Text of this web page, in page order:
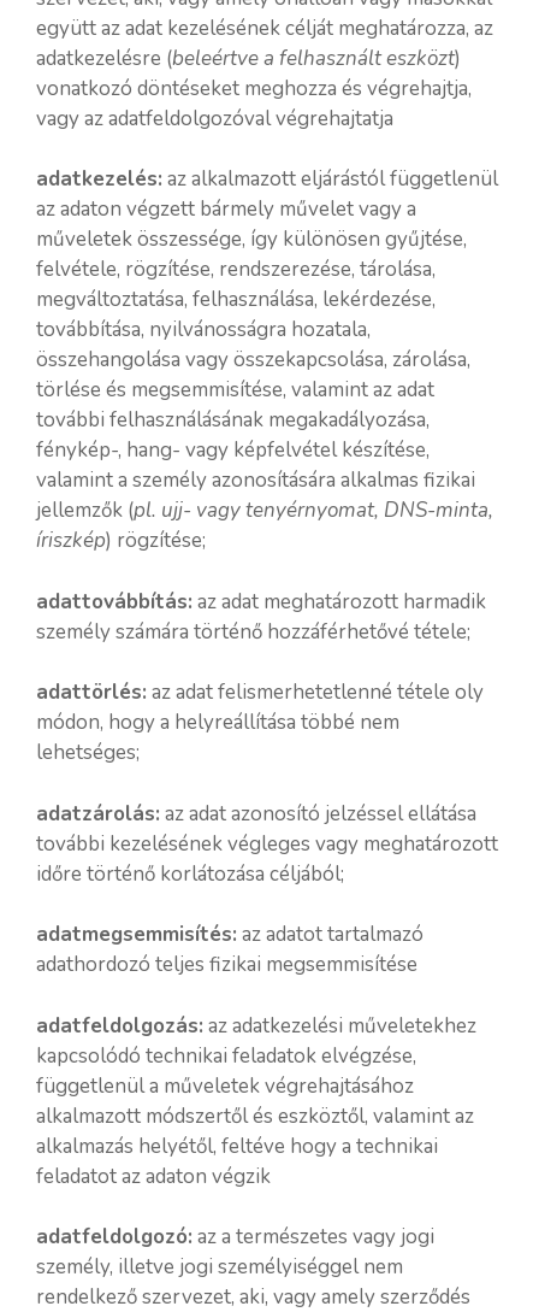
együtt az adat kezelésének célját meghatározza, az
adatkezelésre (beleértve a felhasznált eszközt)
vonatkozó döntéseket meghozza és végrehajtja,
vagy az adatfeldolgozóval végrehajtatja
adatkezelés: az alkalmazott eljárástól függetlenül
az adaton végzett bármely művelet vagy a
műveletek összessége, így különösen gyűjtése,
felvétele, rögzítése, rendszerezése, tárolása,
megváltoztatása, felhasználása, lekérdezése,
továbbítása, nyilvánosságra hozatala,
összehangolása vagy összekapcsolása, zárolása,
törlése és megsemmisítése, valamint az adat
további felhasználásának megakadályozása,
fénykép-, hang- vagy képfelvétel készítése,
valamint a személy azonosítására alkalmas fizikai
jellemzők (pl. ujj- vagy tenyérnyomat, DNS-minta,
íriszkép) rögzítése;
adattovábbítás: az adat meghatározott harmadik
személy számára történő hozzáférhetővé tétele;
adattörlés: az adat felismerhetetlenné tétele oly
módon, hogy a helyreállítása többé nem
lehetséges;
adatzárolás: az adat azonosító jelzéssel ellátása
további kezelésének végleges vagy meghatározott
időre történő korlátozása céljából;
adatmegsemmisítés: az adatot tartalmazó
adathordozó teljes fizikai megsemmisítése
adatfeldolgozás: az adatkezelési műveletekhez
kapcsolódó technikai feladatok elvégzése,
függetlenül a műveletek végrehajtásához
alkalmazott módszertől és eszköztől, valamint az
alkalmazás helyétől, feltéve hogy a technikai
feladatot az adaton végzik
adatfeldolgozó: az a természetes vagy jogi
személy, illetve jogi személyiséggel nem
rendelkező szervezet, aki, vagy amely szerződés